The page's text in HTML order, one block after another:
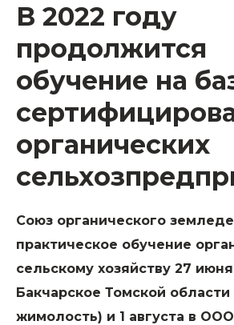
В 2022 году
продолжится
обучение на
органических
Союз органического
практическое обучение
сельскому хозяйству 27
Бакчарское Томской области
жимолость) и 1 августа в